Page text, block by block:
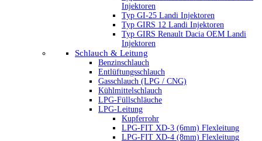
Injektoren
Typ GI-25 Landi Injektoren
Typ GIRS 12 Landi Injektoren
Typ GIRS Renault Dacia OEM Landi
Injektoren
Schlauch & Leitung
Benzinschlauch
Entlüftungsschlauch
Gasschlauch (LPG / CNG)
Kühlmittelschlauch
LPG-Füllschläuche
LPG-Leitung
Kupferrohr
LPG-FIT XD-3 (6mm) Flexleitung
LPG-FIT XD-4 (8mm) Flexleitung